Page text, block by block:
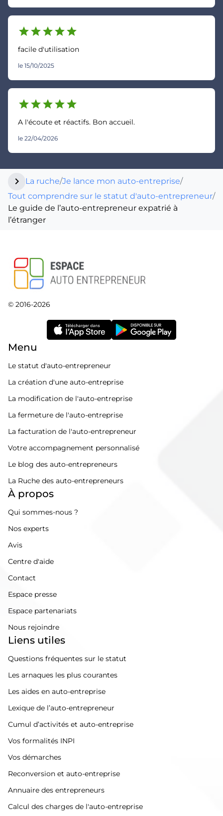
starstarstarstarstar
facile d'utilisation
le 15/10/2025
starstarstarstarstar
A l'écoute et réactifs. Bon accueil.
le 22/04/2026
chevron_right La ruche/Je lance mon auto-entreprise/
Tout comprendre sur le statut d'auto-entrepreneur/
Le guide de l’auto-entrepreneur expatrié à
l’étranger
© 2016-2026
Menu
Le statut d'auto-entrepreneur
La création d'une auto-entreprise
La modification de l'auto-entreprise
La fermeture de l'auto-entreprise
La facturation de l'auto-entrepreneur
Votre accompagnement personnalisé
Le blog des auto-entrepreneurs
La Ruche des auto-entrepreneurs
À propos
Qui sommes-nous ?
Nos experts
Avis
Centre d'aide
Contact
Espace presse
Espace partenariats
Nous rejoindre
Liens utiles
Questions fréquentes sur le statut
Les arnaques les plus courantes
Les aides en auto-entreprise
Lexique de l’auto-entrepreneur
Cumul d’activités et auto-entreprise
Vos formalités INPI
Vos démarches
Reconversion et auto-entreprise
Annuaire des entrepreneurs
Calcul des charges de l'auto-entreprise